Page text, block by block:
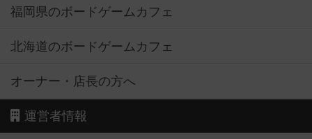
福岡県のボードゲームカフェ
北海道のボードゲームカフェ
オーナー・店長の方へ
運営者情報